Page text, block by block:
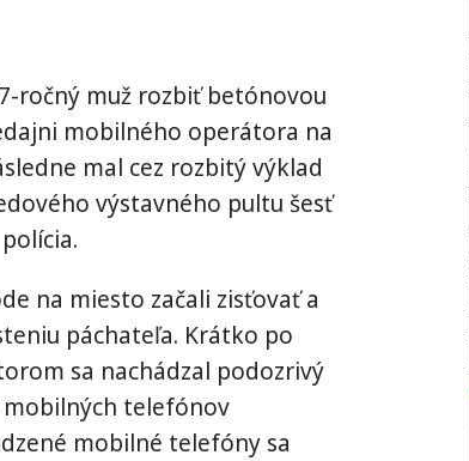
ročný muž rozbiť betónovou
mobilného operátora na
mal cez rozbitý výklad
výstavného pultu šesť
na miesto začali zisťovať a
páchateľa. Krátko po
sa nachádzal podozrivý
mobilných telefónov
mobilné telefóny sa